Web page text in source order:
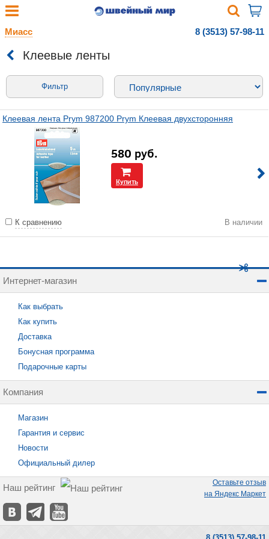
Миасс 8 (3513) 57-98-11
Клеевые ленты
Фильтр
Клеевая лента Prym 987200 Prym Клеевая двухсторонняя
580 руб.
Купить
К сравнению В наличии
Интернет-магазин
Как выбрать
Как купить
Доставка
Бонусная программа
Подарочные карты
Компания
Магазин
Гарантия и сервис
Новости
Официальный дилер
Наш рейтинг
Оставьте отзыв
на Яндекс Маркет